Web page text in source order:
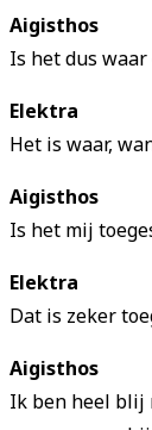
Aigisthos
Is het dus
Elektra
Het is waar,
Aigisthos
Is het mij
Elektra
Dat is zeker
Aigisthos
Ik ben heel blij